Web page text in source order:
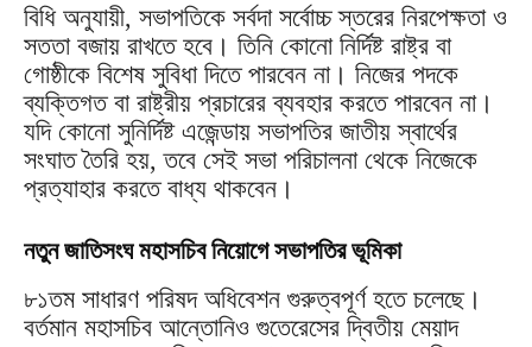
বিধি অনুযায়ী, সভাপতিকে সর্বদা সর্বোচ্চ স্তরের নিরপেক্ষতা ও
সততা বজায় রাখতে হবে। তিনি কোনো নির্দিষ্ট রাষ্ট্র বা
গোষ্ঠীকে বিশেষ সুবিধা দিতে পারবেন না। নিজের পদকে
ব্যক্তিগত বা রাষ্ট্রীয় প্রচারের ব্যবহার করতে পারবেন না।
যদি কোনো সুনির্দিষ্ট এজেন্ডায় সভাপতির জাতীয় স্বার্থের
সংঘাত তৈরি হয়, তবে সেই সভা পরিচালনা থেকে নিজেকে
প্রত্যাহার করতে বাধ্য থাকবেন।
নতুন জাতিসংঘ মহাসচিব নিয়োগে সভাপতির ভূমিকা
৮১তম সাধারণ পরিষদ অধিবেশন গুরুত্বপূর্ণ হতে চলেছে।
বর্তমান মহাসচিব আন্তোনিও গুতেরেসের দ্বিতীয় মেয়াদ